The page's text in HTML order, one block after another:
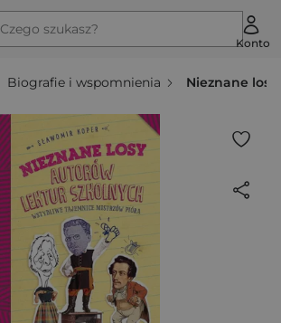
Czego szukasz?
Konto
Biografie i wspomnienia Nieznane